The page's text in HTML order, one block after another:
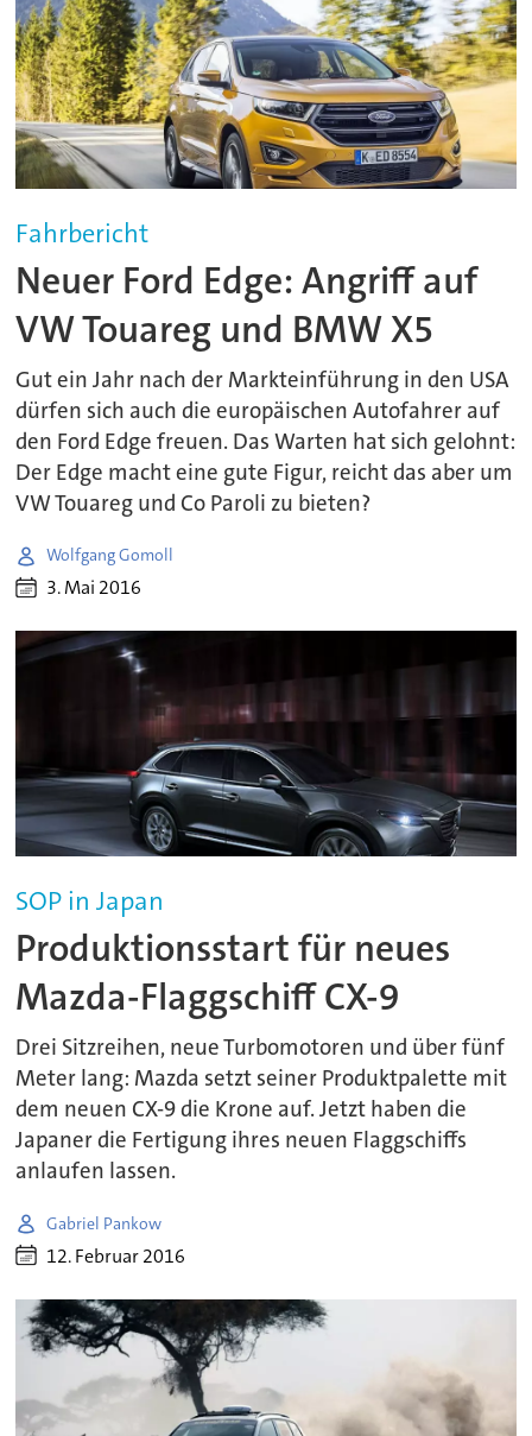
Fahrbericht
Neuer Ford Edge: Angriff auf
VW Touareg und BMW X5
Gut ein Jahr nach der Markteinführung in den USA
dürfen sich auch die europäischen Autofahrer auf
den Ford Edge freuen. Das Warten hat sich gelohnt:
Der Edge macht eine gute Figur, reicht das aber um
VW Touareg und Co Paroli zu bieten?
Wolfgang Gomoll
3. Mai 2016
SOP in Japan
Produktionsstart für neues
Mazda-Flaggschiff CX-9
Drei Sitzreihen, neue Turbomotoren und über fünf
Meter lang: Mazda setzt seiner Produktpalette mit
dem neuen CX-9 die Krone auf. Jetzt haben die
Japaner die Fertigung ihres neuen Flaggschiffs
anlaufen lassen.
Gabriel Pankow
12. Februar 2016